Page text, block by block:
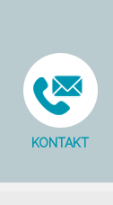
KONTAKT